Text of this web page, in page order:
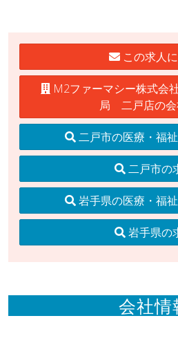
この求人
M2ファーマシー株式
局 二戸店の会
二戸市の医療・福
二戸市の
岩手県の医療・福
岩手県の
会社情